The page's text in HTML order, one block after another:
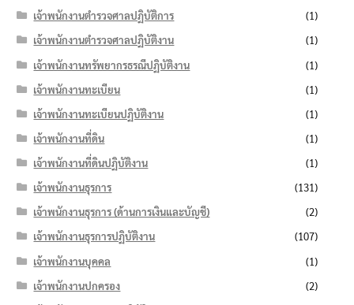
เจ้าพนักงานตำรวจศาลปฏิบัติการ
(1)
เจ้าพนักงานตำรวจศาลปฏิบัติงาน
(1)
เจ้าพนักงานทรัพยากรธรณีปฏิบัติงาน
(1)
เจ้าพนักงานทะเบียน
(1)
เจ้าพนักงานทะเบียนปฏิบัติงาน
(1)
เจ้าพนักงานที่ดิน
(1)
เจ้าพนักงานที่ดินปฏิบัติงาน
(1)
เจ้าพนักงานธุรการ
(131)
เจ้าพนักงานธุรการ (ด้านการเงินและบัญชี)
(2)
เจ้าพนักงานธุรการปฏิบัติงาน
(107)
เจ้าพนักงานบุคคล
(1)
เจ้าพนักงานปกครอง
(2)